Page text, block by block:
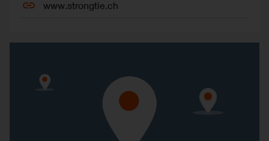
www.strongtie.ch